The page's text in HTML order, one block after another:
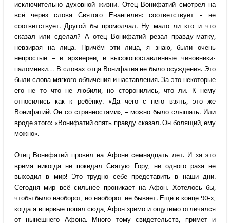
исключительно духовной жизни. Отец Вонифатий смотрел на
всё через слова Святого Евангелия: соответствует – не
соответствует. Другой бы промолчал. Ну мало ли кто и что
сказал или сделал? А отец Вонифатий резал правду-матку,
невзирая на лица. Причём эти лица, я знаю, были очень
непростые – и архиереи, и высокопоставленные чиновники-
паломники… В словах отца Вонифатия не было осуждения. Это
были слова мягкого обличения и наставления. За это некоторые
его не то что не любили, но сторонились, что ли. К нему
относились как к ребёнку. «Да чего с него взять, это же
Вонифатий! Он со странностями», – можно было слышать. Или
вроде этого: «Вонифатий опять правду сказал. Он болящий, ему
можно».
Отец Вонифатий провёл на Афоне семнадцать лет. И за это
время никогда не покидал Святую Гору, ни одного раза не
выходил в мир! Это трудно себе представить в наши дни.
Сегодня мир всё сильнее проникает на Афон. Хотелось бы,
чтобы было наоборот, но наоборот не бывает. Ещё в конце 90-х,
когда я впервые попал сюда, Афон зримо и ощутимо отличался
от нынешнего Афона. Много тому свидетельств, примет и